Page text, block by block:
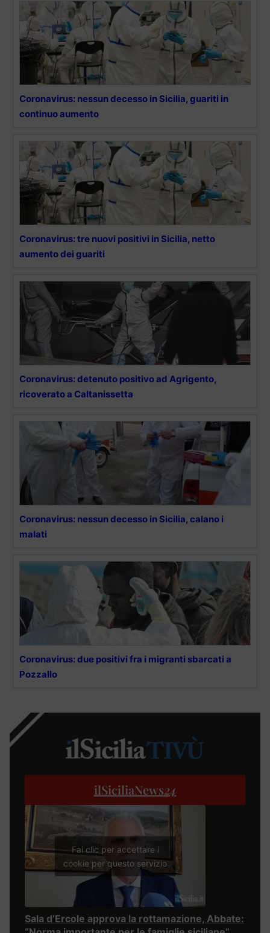
Coronavirus: nessun decesso in Sicilia, guariti in
continuo aumento
Coronavirus: tre nuovi positivi in Sicilia, netto
aumento dei guariti
Coronavirus: detenuto positivo ad Agrigento,
ricoverato a Caltanissetta
Coronavirus: nessun decesso in Sicilia, calano i
malati
Coronavirus: due positivi fra i migranti sbarcati a
Pozzallo
ilSiciliaNews24
Fai clic per accettare i
cookie per questo servizio
Sala d’Ercole approva la rottamazione, Abbate: